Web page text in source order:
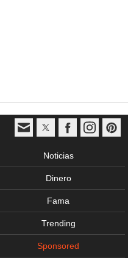
Noticias
Dinero
Fama
Trending
Sponsored